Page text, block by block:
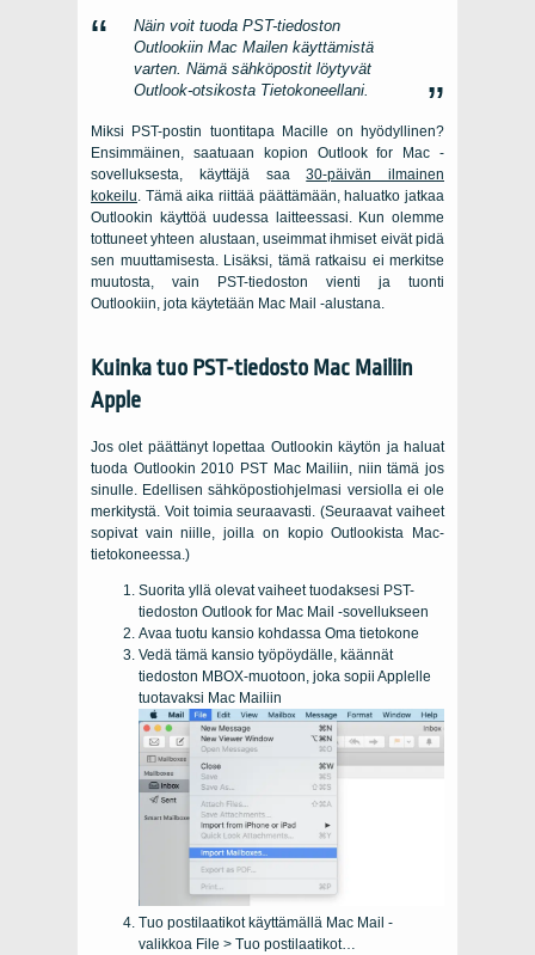
Näin voit tuoda PST-tiedoston
Outlookiin Mac Mailen käyttämistä
varten. Nämä sähköpostit löytyvät
Outlook-otsikosta Tietokoneellani.
Miksi PST-postin tuontitapa Macille on hyödyllinen?
Ensimmäinen, saatuaan kopion Outlook for Mac -
sovelluksesta, käyttäjä saa30-päivän ilmainen
kokeilu. Tämä aika riittää päättämään, haluatko jatkaa
Outlookin käyttöä uudessa laitteessasi. Kun olemme
tottuneet yhteen alustaan, useimmat ihmiset eivät pidä
sen muuttamisesta. Lisäksi, tämä ratkaisu ei merkitse
muutosta, vain PST-tiedoston vienti ja tuonti
Outlookiin, jota käytetään Mac Mail -alustana.
Kuinka tuo PST-tiedosto Mac Mailiin
Apple
Jos olet päättänyt lopettaa Outlookin käytön ja haluat
tuoda Outlookin 2010 PST Mac Mailiin, niin tämä jos
sinulle. Edellisen sähköpostiohjelmasi versiolla ei ole
merkitystä. Voit toimia seuraavasti. (Seuraavat vaiheet
sopivat vain niille, joilla on kopio Outlookista Mac-
tietokoneessa.)
Suorita yllä olevat vaiheet tuodaksesi PST-
tiedoston Outlook for Mac Mail -sovellukseen
Avaa tuotu kansio kohdassa Oma tietokone
Vedä tämä kansio työpöydälle, käännät
tiedoston MBOX-muotoon, joka sopii Applelle
tuotavaksi Mac Mailiin
Tuo postilaatikot käyttämällä Mac Mail -
valikkoa File > Tuo postilaatikot…